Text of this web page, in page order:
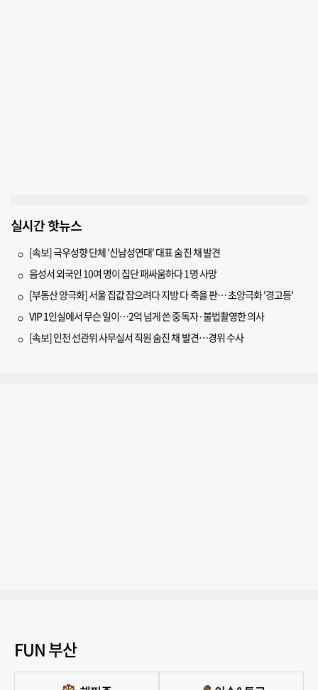
실시간 핫뉴스
[속보] 극우성향 단체 '신남성연대' 대표 숨진 채 발견
음성서 외국인 10여 명이 집단 패싸움하다 1명 사망
[부동산 양극화] 서울 집값 잡으려다 지방 다 죽을 판… 초양극화 '경고등'
VIP 1인실에서 무슨 일이…2억 넘게 쓴 중독자·불법촬영한 의사
[속보] 인천 선관위 사무실서 직원 숨진 채 발견…경위 수사
FUN 부산